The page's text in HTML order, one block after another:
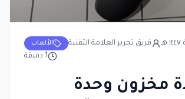
الألعاب فريق تحرير العلامة التقنية
1 دقيقة
مخزون وحدة